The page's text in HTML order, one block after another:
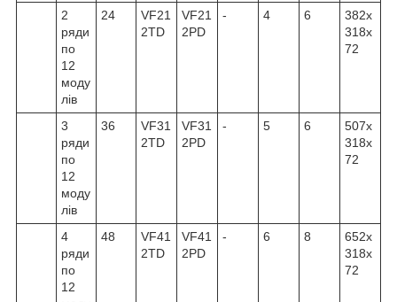
2
ряди
по
12
моду
лів
24
VF21
2TD
VF21
2PD
- 4 6
382x
318x
72
3
ряди
по
12
моду
лів
36
VF31
2TD
VF31
2PD
- 5 6
507x
318x
72
4
ряди
по
12
48
VF41
2TD
VF41
2PD
- 6 8
652x
318x
72